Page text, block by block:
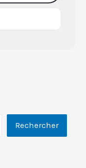
Rechercher